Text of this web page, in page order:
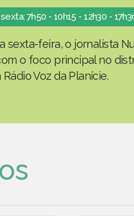
7h50 - 10h15 - 12h30 -
sexta-feira, o jornalista
o foco principal no
Voz da Planície.